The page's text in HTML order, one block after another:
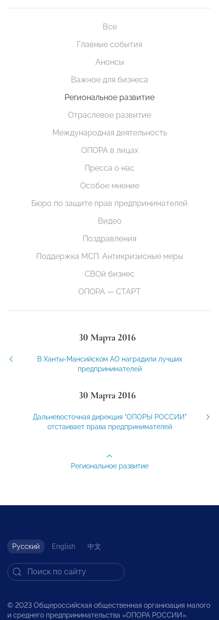
Все
Главные события
Анонсы
Важное для бизнеса
Региональное развитие
Отраслевое развитие
Международная деятельность
ОПОРА в лицах
Пресса о нас
Особое мнение
Бюро по защите прав предпринимателей
Видео
Поздравления
Поддержка МСП. Антикризисные меры
СВОй бизнес
ОПОРА — СТАРТ
30 Марта 2016
В Ханты-Мансийском АО наградили лучших
предпринимателей
30 Марта 2016
Дальневосточная дирекция "ОПОРЫ РОССИИ"
отстаивает права предпринимателей
Региональное развитие
Русский English 中文
© 2023 Общероссийская общественная организация малого
и среднего предпринимательства «ОПОРА РОССИИ».